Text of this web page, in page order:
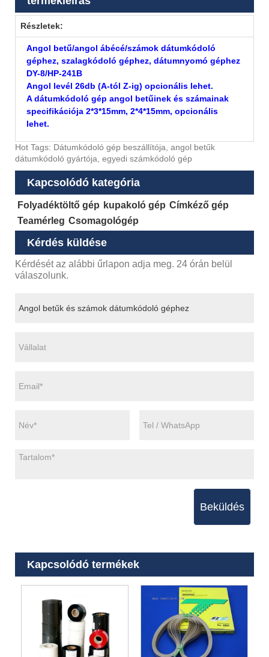
Részletek:
Angol betű/angol ábécé/számok dátumkódoló
géphez, szalagkódoló géphez, dátumnyomó géphez
DY-8/HP-241B
Angol levél 26db (A-tól Z-ig) opcionális lehet.
A dátumkódoló gép angol betűinek és számainak
specifikációja 2*3*15mm, 2*4*15mm, opcionális
lehet.
Hot Tags: Dátumkódoló gép beszállítója, angol betűk
dátumkódoló gyártója, egyedi számkódoló gép
Kapcsolódó kategória
Folyadéktöltő gép kupakoló gép Címkéző gép
Teamérleg Csomagológép
Kérdés küldése
Kérdését az alábbi űrlapon adja meg. 24 órán belül
válaszolunk.
Beküldés
Kapcsolódó termékek